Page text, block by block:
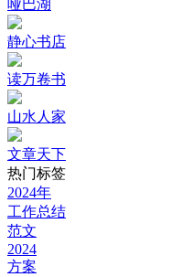
哑巴湖
静心书店
读万卷书
山水人家
文章天下
热门标签
2024年
工作总结
范文
2024
方案